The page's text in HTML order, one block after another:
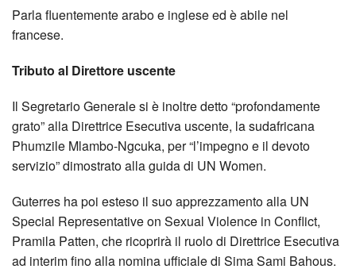
Parla fluentemente arabo e inglese ed è abile nel
francese.
Tributo al Direttore uscente
Il Segretario Generale si è inoltre detto “profondamente
grato” alla Direttrice Esecutiva uscente, la sudafricana
Phumzile Mlambo-Ngcuka, per “l’impegno e il devoto
servizio” dimostrato alla guida di UN Women.
Guterres ha poi esteso il suo apprezzamento alla UN
Special Representative on Sexual Violence in Conflict,
Pramila Patten, che ricoprirà il ruolo di Direttrice Esecutiva
ad interim fino alla nomina ufficiale di Sima Sami Bahous.